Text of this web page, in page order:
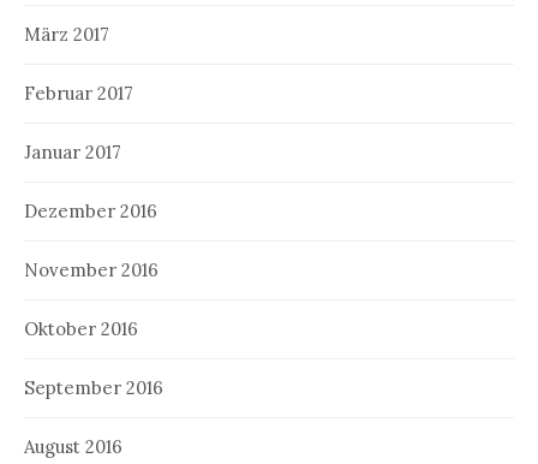
März 2017
Februar 2017
Januar 2017
Dezember 2016
November 2016
Oktober 2016
September 2016
August 2016